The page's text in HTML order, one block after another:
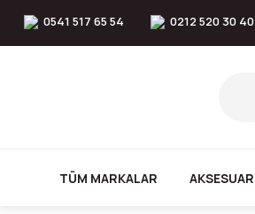
0541 517 65 54 0212 520 30 40
TÜM MARKALAR AKSESUAR